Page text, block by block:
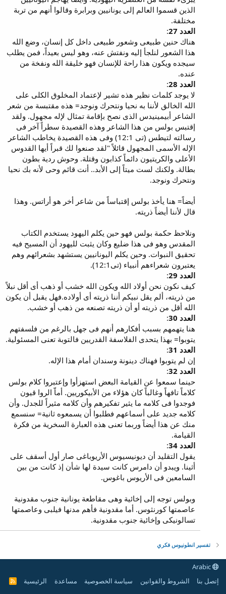
الذين قسموا العالم إلى يونانيين وبرابرة وقالوا أنهم من تربة
مختلفة.
العدد 27
:
هناك حنين طبيعى وشعور طبيعى داخل كل إنسان، وضع الله
هذا الشعور لنلجأ إليه ونفتش عنه، وهو ليس بعيداً، فمن يطلب
سيجده ويكون هذا راحة للإنسان فهو خليقة الله ونفخة من
عنده.
العدد 28
:
لا يوجد كلمات نظير هذه تشير لإعتماد المخلوق الكلى على
الله الخالق لأننا به نحيا ونتحرك ونوجد= هذه مقتبسة من شعر
الشاعر أبيمينيدس الذى نصح بإقامة تمثال لإله مجهول. ولقد
إقتبس بولس من هذا الشاعر وهذه القصيدة سطراً آخر فى
رسالته لتيطس (تى 12:1) وفى هذه القصيدة يخاطب الشاعر
الإله الأسمى المجهول قائلاً "لقد صنعوا لك قبراً أيها القدوس
الأعلى والكريتيون دائماً كذابون وقتلة. وحوش ردية بطون
بطالة. ولكنك لست ميتاً إلى الأبد.. أنت قائم وحى لأنه بك نحيا
ونتحرك ونوجد.
أيضاً= هنا يأخذ بولس إقتباساً من شاعر أخر هو أراتس. وهذا
قال لأننا أيضاً ذريته.
ونلاحظ حكمة بولس فهو حين يكلم اليهود يستخدم الكتاب
المقدس وهو فى هذا ضليع وكان يثبت لليهود أن المسيح فيه
تحقيق النبوات. وحين يكلم اليونانيين يستشهد بشعرائهم وهم
يعتبرون شعراءهم أنبياء (تى12:1).
العدد 29
:
كيف نكون نحن أولاد الله ويكون الله خشب أو ذهب أى أقل نبلاً
من ذريته، ألم يقل نبيكم أننا ذريته أى أولاده.فهل يقبل أن يكون
الله أقل من ذريته أو أن ذريته تصنعه من ذهب أو خشب.
العدد 30
:
هنا يتهمهم بسبب أفكارهم أنهم فى جهل بالرغم من فلسفتهم
يتوبوا= بهذا يتحدى الفلاسفة القدريين فالتوبة تعنى المسئولية.
العدد 31
:
إن لم يتوبوا فهناك دينونة وسندان أمام هذا الإله.
العدد 32
:
حينما سمعوا عن القيامة البعض استهزأوا وإعتبروا كلام بولس
كلاماً تافهاً وغالباً كان هؤلاء من الأبيكوريين. أماّ الروا قيون
فوجدوا فى كلامه ما يثير تفكيرهم وأن كلامه مثيراً للجدل. وأن
كلامه جديد على أسماعهم فطلبوا أن يسمعوه ثانية= سنسمع
منك عن هذا أيضاً وربما تعنى هذه العبارة السخرية من فكرة
القيامة.
العدد 34
:
يقول التقليد أن ديونيسيوس الأريوباغى صار أول أسقف على
أثينا. ويبدو أن دامرس كانت سيدة لها شأن إذ كانت من بين
السامعين فى الأريوس باغوس.
وبولس توجه إلى إخائية وهى مقاطعة يونانية جنوب مقدونية
عاصمتها كورنثوس. أما مقدونية فأهم مدنها فيلبى وعاصمتها
تسالونيكى وإخائية جنوب مقدونية.
تفسير انطونيوس فكري
إتصل بنا
الشروط والقوانين سياسة الخصوصية مساعدة الرئيسية
R